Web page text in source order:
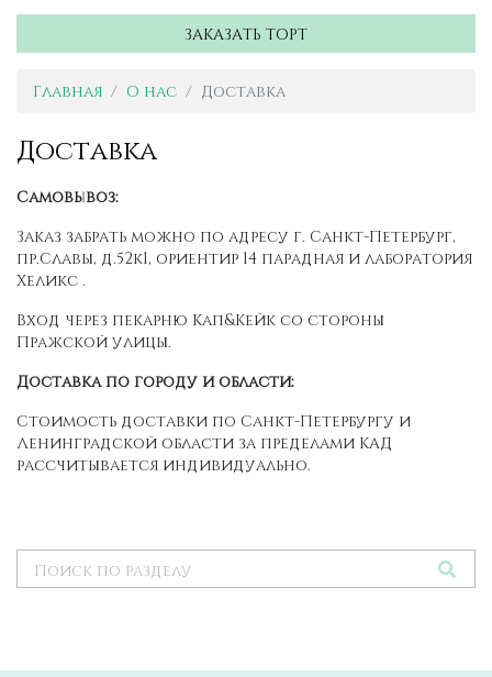
ЗАКАЗАТЬ ТОРТ
Главная О нас Доставка
Доставка
Самовывоз:
Заказ забрать можно по адресу г. Санкт-Петербург,
пр.Славы, д.52к1, ориентир 14 парадная и лаборатория
Хеликс .
Вход через пекарню Кап&Кейк со стороны
Пражской улицы.
Доставка по городу и области:
Стоимость доставки по Санкт-Петербургу и
Ленинградской области за пределами КАД
рассчитывается индивидуально.